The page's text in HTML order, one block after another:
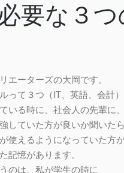
要な３
エーターズの大岡です。
って３つ（IT、英語、会計）
いる時に、社会人の先輩に、
していた方が良いか聞いたら
使えるようになっていた方
記憶があります。
のは、私が学生の時に